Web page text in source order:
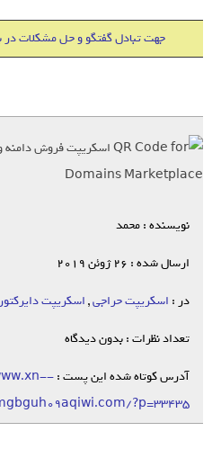
جهت تبادل گفتگو و حل مشکلات در
نویسنده : محمد
ارسال شده : 26 ژوئن 2019
در : اسکریپت حراجی,اسکریپت
تعداد نظرات : بدون دیدگاه
آدرس کوتاه شده این پست :
?p=33435